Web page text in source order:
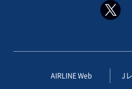
AIRLINE Web J